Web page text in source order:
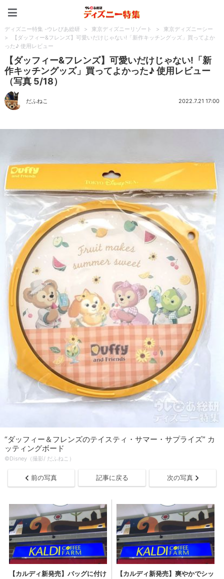
ディズニー特集 -ウレぴあ総研 > 東京ディズニーリゾート >
東京ディズニーシー
>
【ダッフィー&フレンズ】可愛いだけじゃない!「新作キッチングッズ」買ってよか
った♪ 使用レビュー
【ダッフィー&フレンズ】可愛いだけじゃない!「新
作キッチングッズ」買ってよかった♪ 使用レビュー
（写真 5/18）
だふねこ 2022.7.21 17:00
“ダッフィー＆フレンズのテイスティ・サマー・サプライズ” カ
ッティングボード
©Disney（撮影/ だふねこ）
前の写真 記事に戻る 次の写真